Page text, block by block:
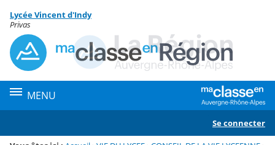
Menu de la rubrique
Contenu
Lycée Vincent d'Indy
Privas
MENU
Se connecter